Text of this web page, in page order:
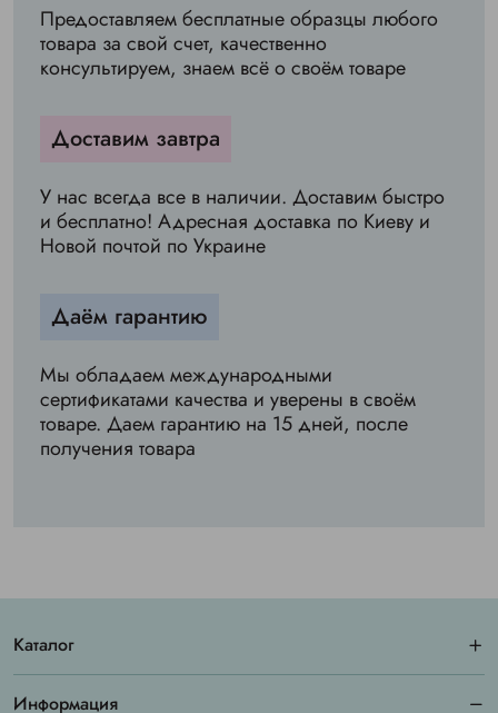
Предоставляем бесплатные образцы любого
товара за свой счет, качественно
консультируем, знаем всё о своём товаре
Доставим завтра
У нас всегда все в наличии. Доставим быстро
и бесплатно! Адресная доставка по Киеву и
Новой почтой по Украине
Даём гарантию
Мы обладаем международными
сертификатами качества и уверены в своём
товаре. Даем гарантию на 15 дней, после
получения товара
Каталог
Информация